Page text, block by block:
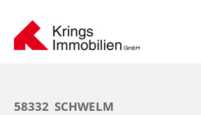
Inhalt
springen
58332 SCHWELM